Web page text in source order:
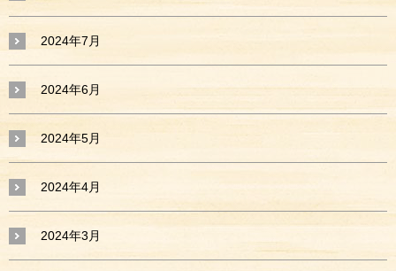
2024年7月
2024年6月
2024年5月
2024年4月
2024年3月